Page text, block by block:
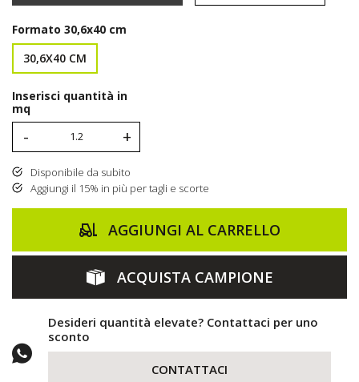
Formato 30,6x40 cm
30,6X40 CM
Inserisci quantità in
mq
- +
Disponibile da subito
Aggiungi il 15% in più per tagli e scorte
AGGIUNGI AL CARRELLO
ACQUISTA CAMPIONE
Desideri quantità elevate? Contattaci per uno
sconto
CONTATTACI